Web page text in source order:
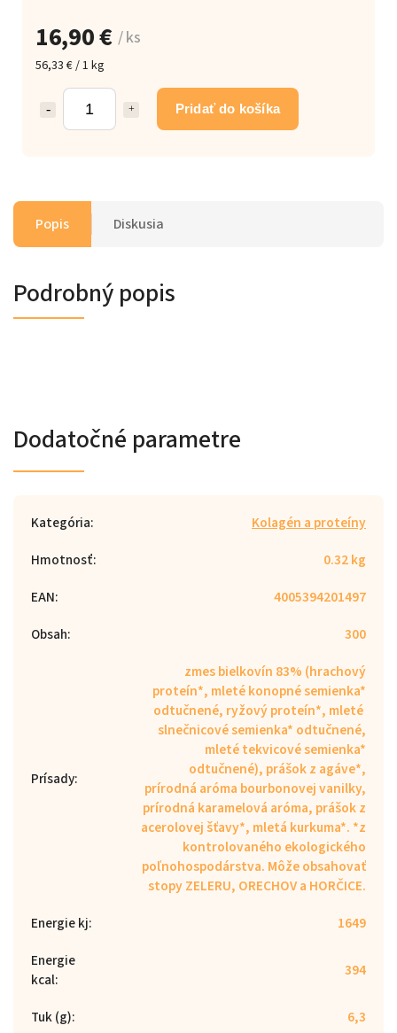
16,90 € / ks
56,33 € / 1 kg
Pridať do košíka
Popis Diskusia
Podrobný popis
Dodatočné parametre
Kategória:
Kolagén a proteíny
Hmotnosť:
0.32 kg
EAN:
4005394201497
Obsah: 300
Prísady:
zmes bielkovín 83% (hrachový
proteín*, mleté ​​konopné semienka*
odtučnené, ryžový proteín*, mleté ​​
slnečnicové semienka* odtučnené,
mleté ​​tekvicové semienka*
odtučnené), prášok z agáve*,
prírodná aróma bourbonovej vanilky,
prírodná karamelová aróma, prášok z
acerolovej šťavy*, mletá kurkuma*. *z
kontrolovaného ekologického
poľnohospodárstva. Môže obsahovať
stopy ZELERU, ORECHOV a HORČICE.
Energie kj:
1649
Energie
kcal: 394
Tuk (g):
6,3